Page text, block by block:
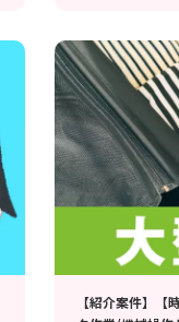
【紹介案件】【